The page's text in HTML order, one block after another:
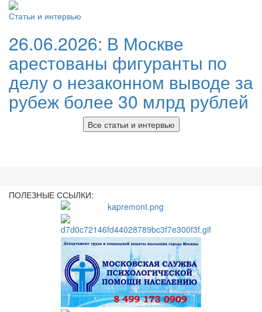
Статьи и интервью
26.06.2026: В Москве
арестованы фигуранты по
делу о незаконном выводе за
рубеж более 30 млрд рублей
Все статьи и интервью
ПОЛЕЗНЫЕ ССЫЛКИ: